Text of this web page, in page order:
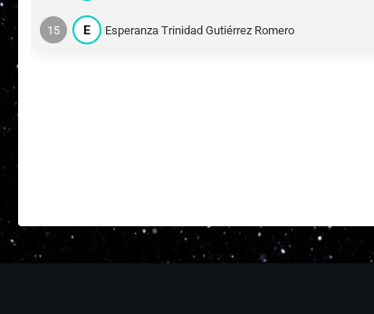
15 E Esperanza Trinidad Gutiérrez Romero